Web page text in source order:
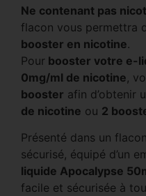
Ne contenant pas
flacon vous permettra
booster en nicotine.
Pour booster votre e-
0mg/ml de nicotine,
booster afin d’obtenir
de nicotine ou 2
Présenté dans un
sécurisé, équipé d’un
liquide Apocalypse
facile et sécurisée à